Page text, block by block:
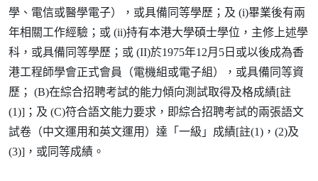
學、電信或醫學電子），或具備同等學歷；及 (i)畢業後有兩
年相關工作經驗；或 (ii)持有本港大學碩士學位，主修上述學
科，或具備同等學歷；或 (II)於1975年12月5日或以後成為香
港工程師學會正式會員（電機組或電子組），或具備同等資
歷； (B)在綜合招聘考試的能力傾向測試取得及格成績[註
(1)]；及 (C)符合語文能力要求，即綜合招聘考試的兩張語文
試卷（中文運用和英文運用）達「一級」成績[註(1)，(2)及
(3)]，或同等成績。